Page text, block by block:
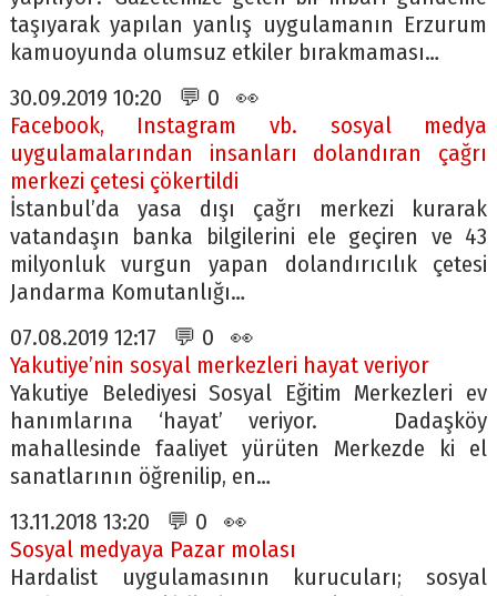
taşıyarak yapılan yanlış uygulamanın Erzurum
kamuoyunda olumsuz etkiler bırakmaması…
30.09.2019 10:20 💬 0 👀
Facebook, Instagram vb. sosyal medya
uygulamalarından insanları dolandıran çağrı
merkezi çetesi çökertildi
İstanbul’da yasa dışı çağrı merkezi kurarak
vatandaşın banka bilgilerini ele geçiren ve 43
milyonluk vurgun yapan dolandırıcılık çetesi
Jandarma Komutanlığı…
07.08.2019 12:17 💬 0 👀
Yakutiye’nin sosyal merkezleri hayat veriyor
Yakutiye Belediyesi Sosyal Eğitim Merkezleri ev
hanımlarına ‘hayat’ veriyor. Dadaşköy
mahallesinde faaliyet yürüten Merkezde ki el
sanatlarının öğrenilip, en…
13.11.2018 13:20 💬 0 👀
Sosyal medyaya Pazar molası
Hardalist uygulamasının kurucuları; sosyal